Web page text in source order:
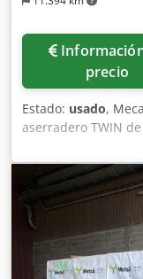
Información de
precio
Estado: usado,
aserradero TWIN
Tea Diámetro de